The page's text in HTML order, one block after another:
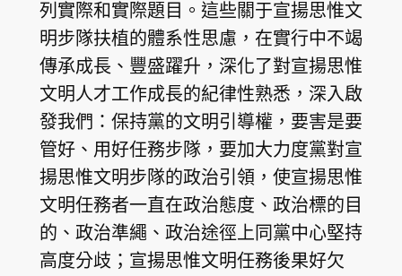
列實際和實際題目。這些關于宣揚思惟文
明步隊扶植的體系性思慮，在實行中不竭
傳承成長、豐盛躍升，深化了對宣揚思惟
文明人才工作成長的紀律性熟悉，深入啟
發我們：保持黨的文明引導權，要害是要
管好、用好任務步隊，要加大力度黨對宣
揚思惟文明步隊的政治引領，使宣揚思惟
文明任務者一直在政治態度、政治標的目
的、政治準繩、政治途徑上同黨中心堅持
高度分歧；宣揚思惟文明任務後果好欠